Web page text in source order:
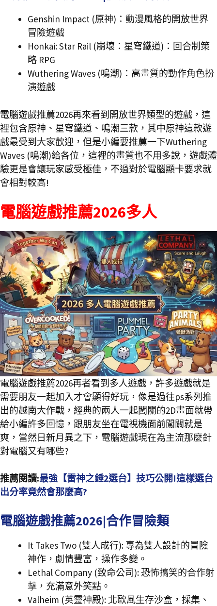
Genshin Impact (原神)：動漫風格的開放世界
冒險遊戲
Honkai: Star Rail (崩壞：星穹鐵道)：回合制策
略 RPG
Wuthering Waves (鳴潮)：高畫質的動作角色扮
演遊戲
電腦遊戲推薦2026再來看到開放世界類型的遊戲，這
裡包含原神、星穹鐵道、鳴潮三款，其中原神這款遊
戲最受到大家歡迎，但是小編要推薦一下Wuthering
Waves (鳴潮)給各位，這裡的畫質也不用多說，遊戲體
驗更是會讓玩家感受極佳，不過對於電腦顯卡要求就
會相對較高!
電腦遊戲推薦2026多人
電腦遊戲推薦2026再者看到多人遊戲，許多遊戲就是
需要朋友一起加入才會顯得好玩，像是過往ps系列推
出的越南大作戰，經典的兩人一起闖關的2D畫面就帶
給小編許多回憶，跟朋友坐在電視機面前闖關就是
爽，當然日新月異之下，電腦遊戲現在為主流那麼針
對電腦又有哪些?
推薦閱讀:最強【雷神之錘2選台】技巧公開!這樣選台
出分率竟然會那麼高?
電腦遊戲推薦2026|合作冒險類
It Takes Two (雙人成行): 專為雙人設計的冒險
神作，劇情豐富，操作多變。
Lethal Company (致命公司): 恐怖搞笑的合作射
擊，充滿意外笑點。
Valheim (英靈神殿): 北歐風生存沙盒，採集、